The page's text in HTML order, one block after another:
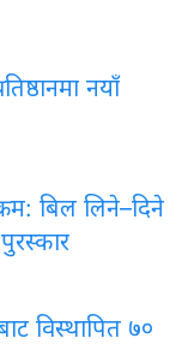
नयाँ
बिल लिने–दिने
विस्थापित ७०